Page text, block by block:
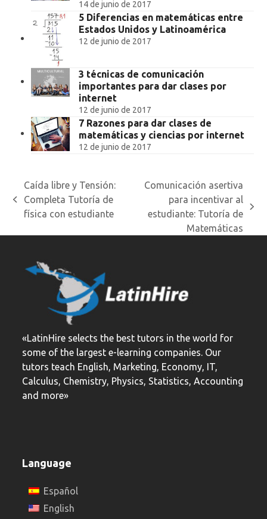
14 de junio de 2017
5 Diferencias en matemáticas entre
Estados Unidos y Latinoamérica
12 de junio de 2017
3 técnicas de comunicación
importantes para dar clases por
internet
12 de junio de 2017
7 Razones para dar clases de
matemáticas y ciencias por internet
12 de junio de 2017
previous
post:
Caída libre y Tensión:
Completa Tutoría de
física con estudiante
Comunicación asertiva
para incentivar al
estudiante: Tutoría de
Matemáticas
«LatinHire selects the best tutors in the world for
some of the largest e-learning companies. Our
tutors teach English, Marketing, Economy, IT,
Calculus, Chemistry, Physics, Statistics, Accounting
and more»
Language
Español
English